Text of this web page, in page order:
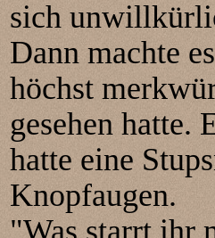
sich
Dann machte
höchst
gesehen hatte.
hatte eine
Knopfaugen.
"Was starrt ihr